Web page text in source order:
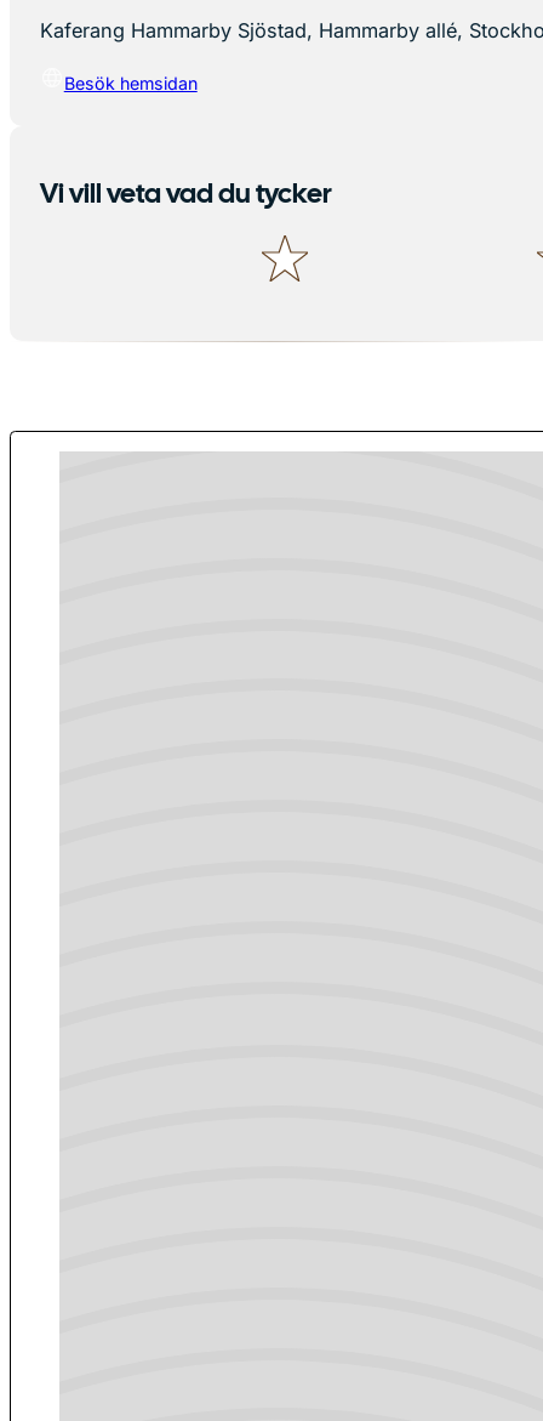
Kaferang Hammarby Sjöstad, Hammarby allé,
Besök hemsidan
Vi vill veta vad du tycker